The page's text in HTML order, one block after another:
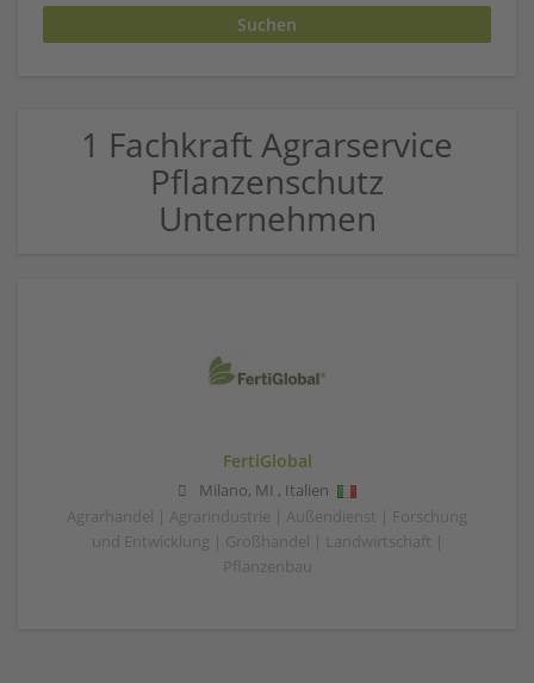
1 Fachkraft Agrarservice
Pflanzenschutz
Unternehmen
FertiGlobal
Milano, MI , Italien
Agrarhandel | Agrarindustrie | Außendienst | Forschung
und Entwicklung | Großhandel | Landwirtschaft |
Pflanzenbau